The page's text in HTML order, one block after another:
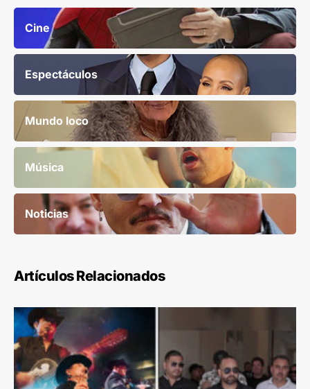
Cine
Espectáculos
Mundo loco
Música
Noticias
Artículos Relacionados